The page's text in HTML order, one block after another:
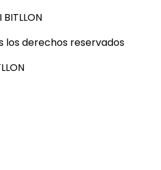
BITLLON
los derechos reservados